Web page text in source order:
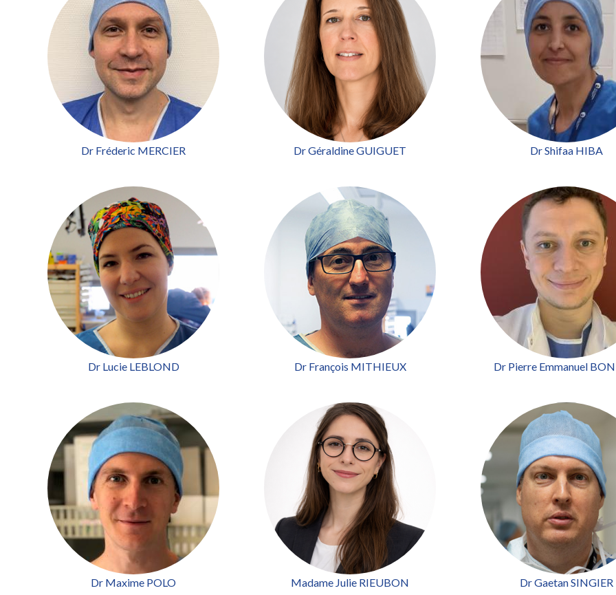
Dr Fréderic MERCIER Dr Géraldine GUIGUET Dr Shifaa HIBA
Dr Lucie LEBLOND Dr François MITHIEUX Dr Pierre Emmanuel
Dr Maxime POLO Madame Julie RIEUBON Dr Gaetan SINGIER